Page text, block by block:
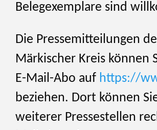
Belegexemplare sind
Die Pressemitteilungen
Märkischer Kreis können
E-Mail-Abo auf https://
beziehen. Dort können
weiterer Pressestellen